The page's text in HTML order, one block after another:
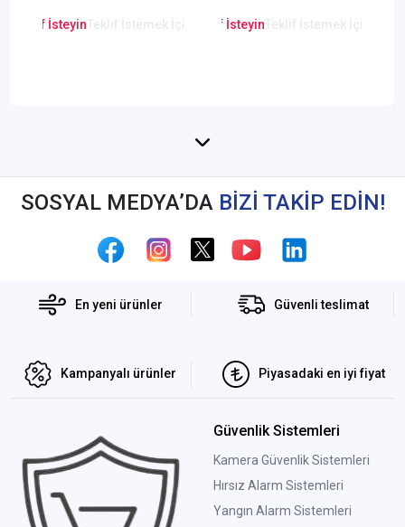
Teklif İsteyin Teklif İstemek İçin Tıklayınız
Lütfen Teklif İsteyin
SOSYAL MEDYA’DA BİZİ TAKİP EDİN!
En yeni ürünler Güvenli teslimat
Kampanyalı ürünler Piyasadaki en iyi fiyat
Güvenlik Sistemleri
Kamera Güvenlik Sistemleri
Hırsız Alarm Sistemleri
Yangın Alarm Sistemleri